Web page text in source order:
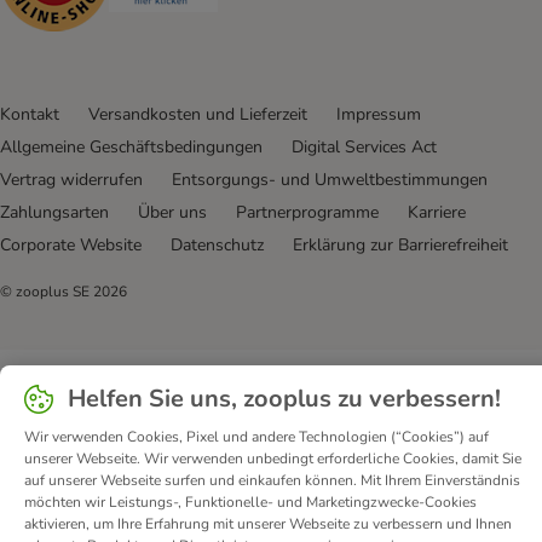
Kontakt Versandkosten und Lieferzeit
Impressum
Allgemeine Geschäftsbedingungen
Digital Services Act
Vertrag widerrufen
Entsorgungs- und Umweltbestimmungen
Zahlungsarten
Über uns Partnerprogramme
Karriere
Corporate Website
Datenschutz Erklärung zur Barrierefreiheit
© zooplus SE 2026
Helfen Sie uns, zooplus zu verbessern!
Wir verwenden Cookies, Pixel und andere Technologien (“Cookies”) auf
unserer Webseite. Wir verwenden unbedingt erforderliche Cookies, damit Sie
auf unserer Webseite surfen und einkaufen können. Mit Ihrem Einverständnis
möchten wir Leistungs-, Funktionelle- und Marketingzwecke-Cookies
aktivieren, um Ihre Erfahrung mit unserer Webseite zu verbessern und Ihnen